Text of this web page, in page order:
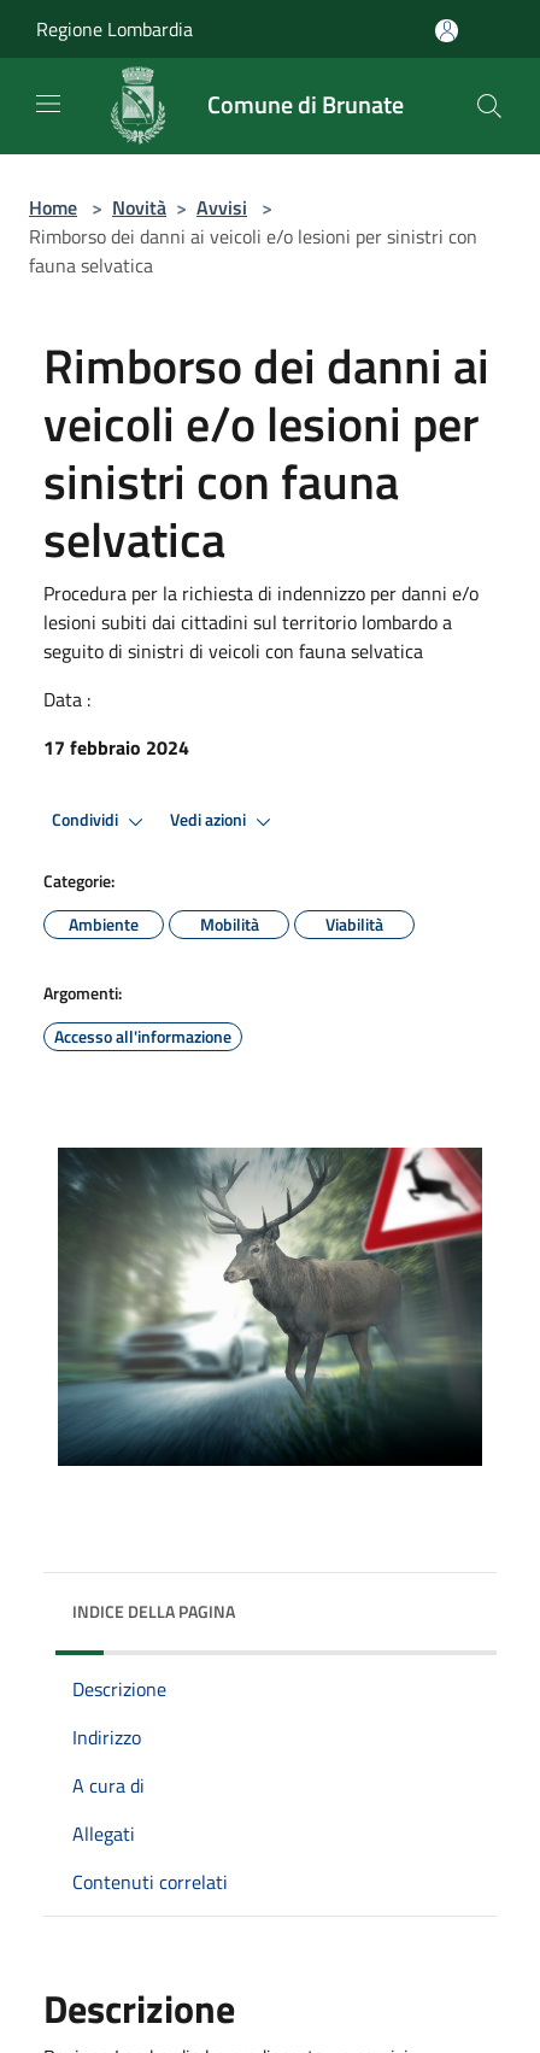
Regione Lombardia
Comune di Brunate
Home > Novità > Avvisi >
Rimborso dei danni ai veicoli e/o lesioni per sinistri con
fauna selvatica
Rimborso dei danni ai
veicoli e/o lesioni per
sinistri con fauna
selvatica
Procedura per la richiesta di indennizzo per danni e/o
lesioni subiti dai cittadini sul territorio lombardo a
seguito di sinistri di veicoli con fauna selvatica
Data :
17 febbraio 2024
Condividi Vedi azioni
Categorie:
Ambiente
Mobilità Viabilità
Argomenti:
Accesso all'informazione
INDICE DELLA PAGINA
Descrizione
Indirizzo
A cura di
Allegati
Contenuti correlati
Descrizione